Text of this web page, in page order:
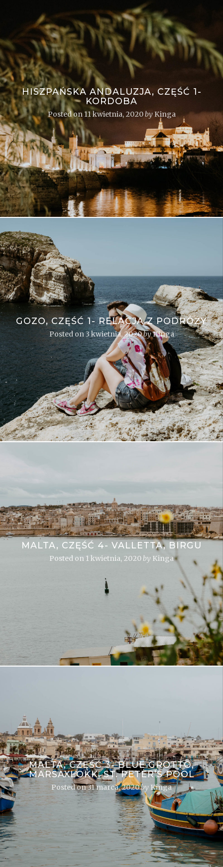
HISZPAŃSKA ANDALUZJA, CZĘŚĆ 1-
KORDOBA
Posted on11 kwietnia, 2020byKinga
GOZO, CZĘŚĆ 1- RELACJA Z PODRÓŻY
Posted on3 kwietnia, 2020byKinga
MALTA, CZĘŚĆ 4- VALLETTA, BIRGU
Posted on 1 kwietnia, 2020 by Kinga
MALTA, CZĘŚĆ 3- BLUE GROTTO,
MARSAXLOKK, ST. PETER’S POOL
Posted on31 marca, 2020by Kinga